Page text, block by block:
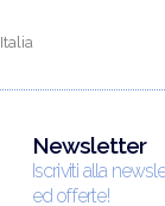
Newsletter
Iscriviti alla
ed offerte!